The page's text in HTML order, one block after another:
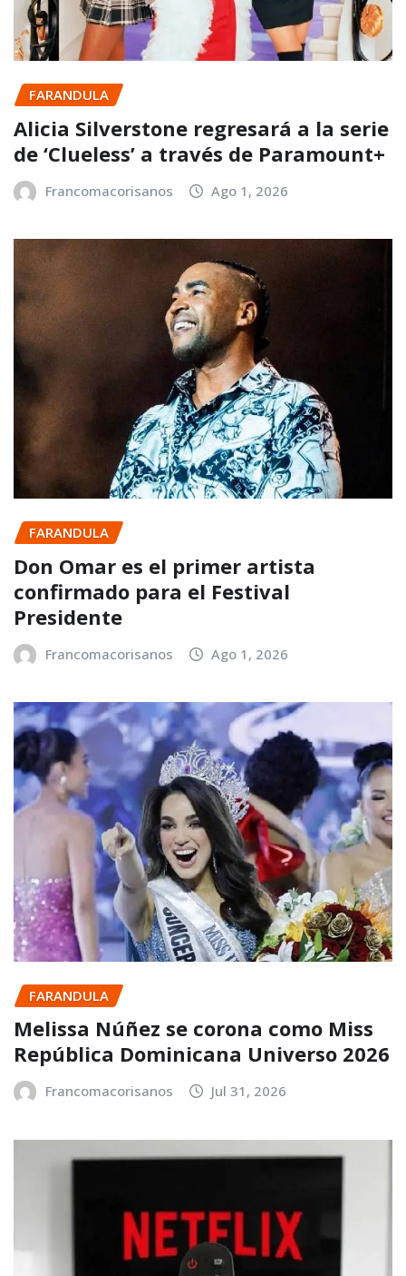
FARANDULA
Alicia Silverstone regresará a la serie
de ‘Clueless’ a través de Paramount+
Francomacorisanos Ago 1, 2026
FARANDULA
Don Omar es el primer artista
confirmado para el Festival
Presidente
Francomacorisanos Ago 1, 2026
FARANDULA
Melissa Núñez se corona como Miss
República Dominicana Universo 2026
Francomacorisanos Jul 31, 2026